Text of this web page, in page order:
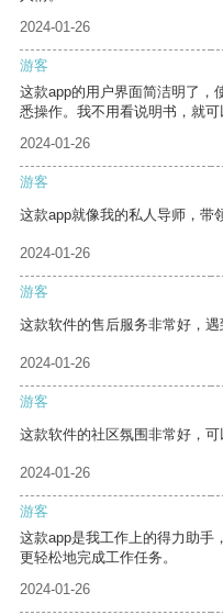
2024-01-26
游客
这款app的用户界面简洁明了，
悉操作。我不用看说明书，就可
2024-01-26
游客
这款app就像我的私人导师，带
2024-01-26
游客
这款软件的售后服务非常好，遇
2024-01-26
游客
这款软件的社区氛围非常好，可
2024-01-26
游客
这款app是我工作上的得力助手
更轻松地完成工作任务。
2024-01-26